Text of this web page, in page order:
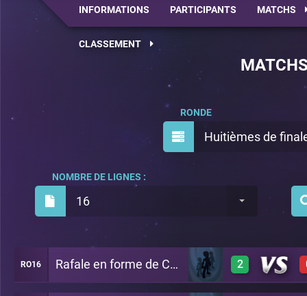
INFORMATIONS PARTICIPANTS MATCHS
CLASSEMENT
Huitièmes de
RONDE
16
NOMBRE DE LIGNES :
RO16 Rafale en forme de Croix 2